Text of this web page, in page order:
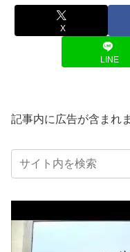
X
LINE
記事内に広告が含まれ